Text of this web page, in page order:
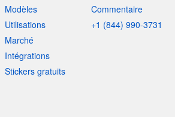
Modèles
Utilisations
Marché
Intégrations
Stickers gratuits
Commentaire
+1 (844) 990-3731